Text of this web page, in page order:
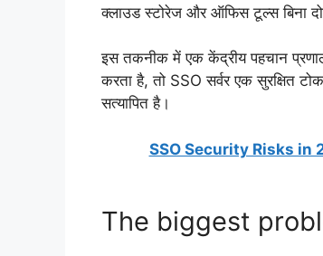
क्लाउड स्टोरेज और ऑफिस टूल्स बिना
इस तकनीक में एक केंद्रीय पहचान
करता है, तो SSO सर्वर एक सुरक्षित
सत्यापित है।
SSO Security Risks in
The biggest